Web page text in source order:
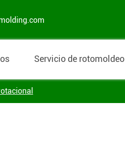
Servicio de rotomoldeo